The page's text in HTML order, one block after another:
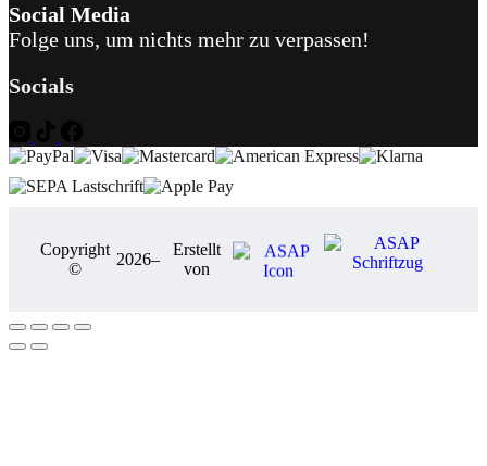
Social Media
Folge uns, um nichts mehr zu verpassen!
Socials
Copyright
©
2026–
Erstellt
von